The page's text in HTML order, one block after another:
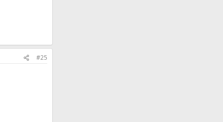
#25